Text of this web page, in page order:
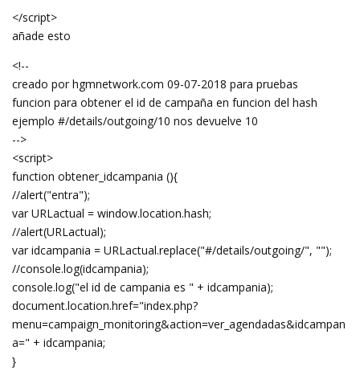
</script>
añade esto
<!--
creado por hgmnetwork.com 09-07-2018 para pruebas
funcion para obtener el id de campaña en funcion del hash
ejemplo #/details/outgoing/10 nos devuelve 10
-->
<script>
function obtener_idcampania (){
//alert("entra");
var URLactual = window.location.hash;
//alert(URLactual);
var idcampania = URLactual.replace("#/details/outgoing/", "");
//console.log(idcampania);
console.log("el id de campania es " + idcampania);
document.location.href="index.php?
menu=campaign_monitoring&action=ver_agendadas&idcampan
a=" + idcampania;
}